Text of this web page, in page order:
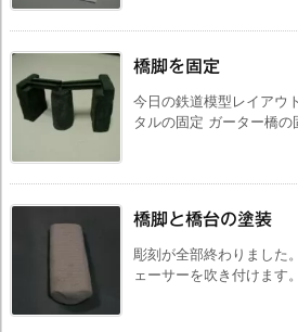
橋脚を固定
今日の鉄道模型レイアウ
タルの固定 ガーター橋
橋脚と橋台の塗装
彫刻が全部終わりました
ェーサーを吹き付けます